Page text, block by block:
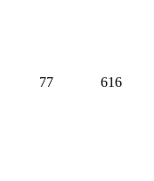
77 616